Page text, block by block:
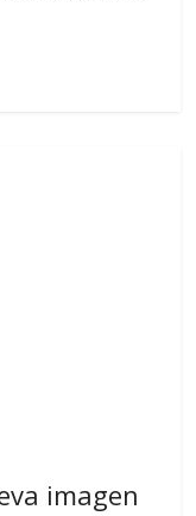
de